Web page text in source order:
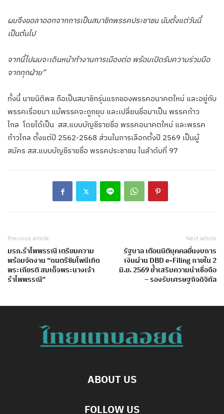
ผมจึงขอลาออกจากการเป็นสมาชิกพรรคประชาชน นับตั้งแต่วันนี้
เป็นต้นไป
จากนี้ไปผมจะเดินหน้าทำงานการเมืองต่อ พร้อมเปิดรับความร่วมมือ
จากทุกฝ่าย”
ทั้งนี้ นายนิติพล ถือเป็นสมาชิกรุ่นแรกของพรรคอนาคตใหม่ และอยู่กับ
พรรคเรื่อยมา แม้พรรคจะถูกยุบ และเปลี่ยนชื่อมาเป็น พรรคก้าว
ไกล โดยได้เป็น สส.แบบบัญชีรายชื่อ พรรคอนาคตใหม่ และพรรค
ก้าวไกล ตั้งแต่ปี 2562-2568 ส่วนในการเลือกตั้งปี 2569 เป็นผู้
สมัคร สส.แบบบัญชีรายชื่อ พรรคประชาชน ในลำดับที่ 97
Previous article
มรภ.รำไพพรรณี เตรียมความ
พร้อมจัดงาน “ดนตรีซิมโพนีเทิด
พระเกียรติ สมเด็จพระนางเจ้า
รำไพพรรณี”
Next article
รัฐบาล เตือนนิติบุคคลยื่นงบการ
เงินผ่าน DBD e-Filing ภายใน 2
มิ.ย. 2569 ย้ำเสริมความน่าเชื่อถือ
– รองรับเศรษฐกิจดิจิทัล
ABOUT US
FOLLOW US